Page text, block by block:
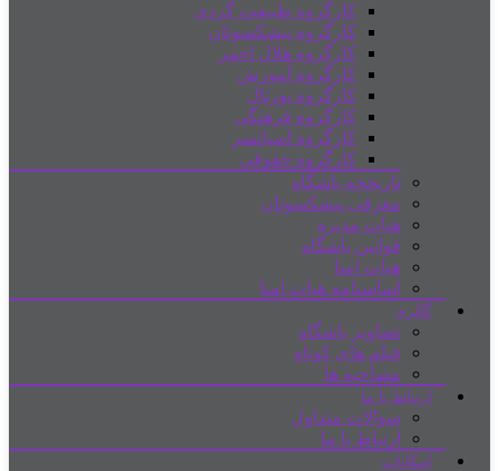
کارگروه طبیعت گردی
کارگروه پیشکسوتان
کارگروه هلال احمر
کارگروه آموزش
کارگروه پورتال
کارگروه فرهنگی
کارگروه اسپانسر
کارگروه حقوقی
تاریخچه باشگاه
معرفی پیشکسوتان
هیات مدیره
قوانین باشگاه
هیات امنا
اساسنامه هیات امنا
گالری
تصاویر باشگاه
فیلم های کوتاه
مصاحبه ها
ارتباط با ما
سوالات متداول
ارتباط با ما
امکانات